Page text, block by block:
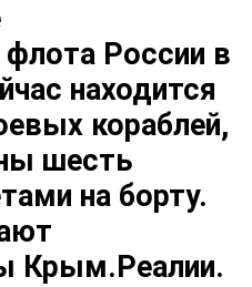
России в
находится
кораблей,
шесть
на борту.
Крым.Реалии.